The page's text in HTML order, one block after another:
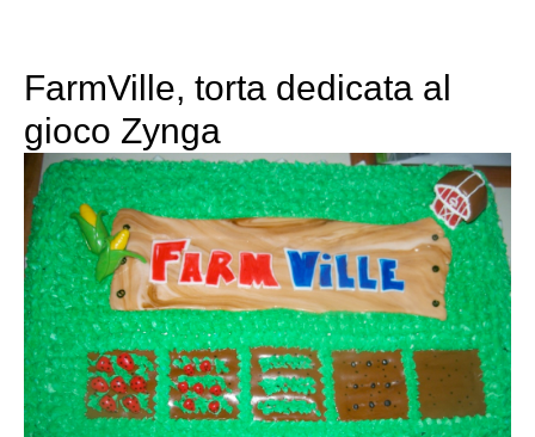
FarmVille, torta dedicata al
gioco Zynga